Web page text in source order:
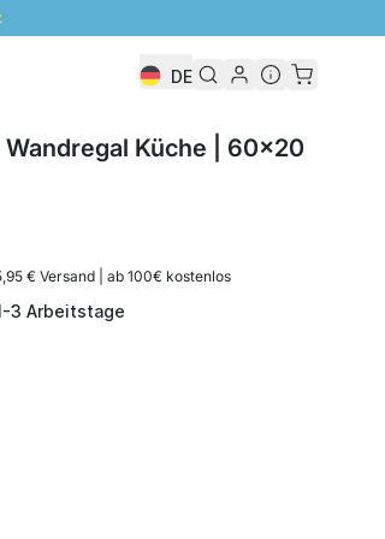
DE
Wandregal Küche | 60x20
€ Versand | ab 100€ kostenlos
3 Arbeitstage